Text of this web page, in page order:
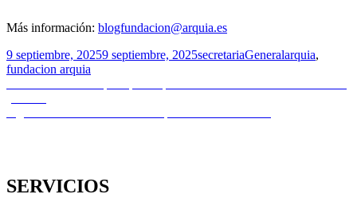
Más información: blogfundacion@arquia.es
Publicado
el
9 septiembre, 20259 septiembre, 2025Autor
secretariaCategorías
GeneralEtiquetas
arquia,
fundacion arquia
Navegación
de
SERVICIOS